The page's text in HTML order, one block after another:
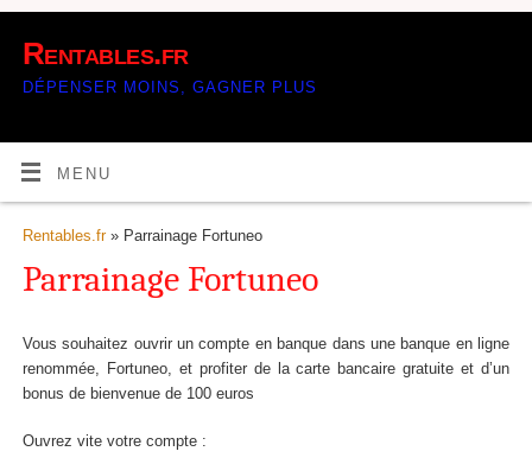
Rentables.fr
DÉPENSER MOINS, GAGNER PLUS
MENU
Rentables.fr» Parrainage Fortuneo
Parrainage Fortuneo
Vous souhaitez ouvrir un compte en banque dans une banque en ligne
renommée, Fortuneo, et profiter de la carte bancaire gratuite et d’un
bonus de bienvenue de 100 euros
Ouvrez vite votre compte :